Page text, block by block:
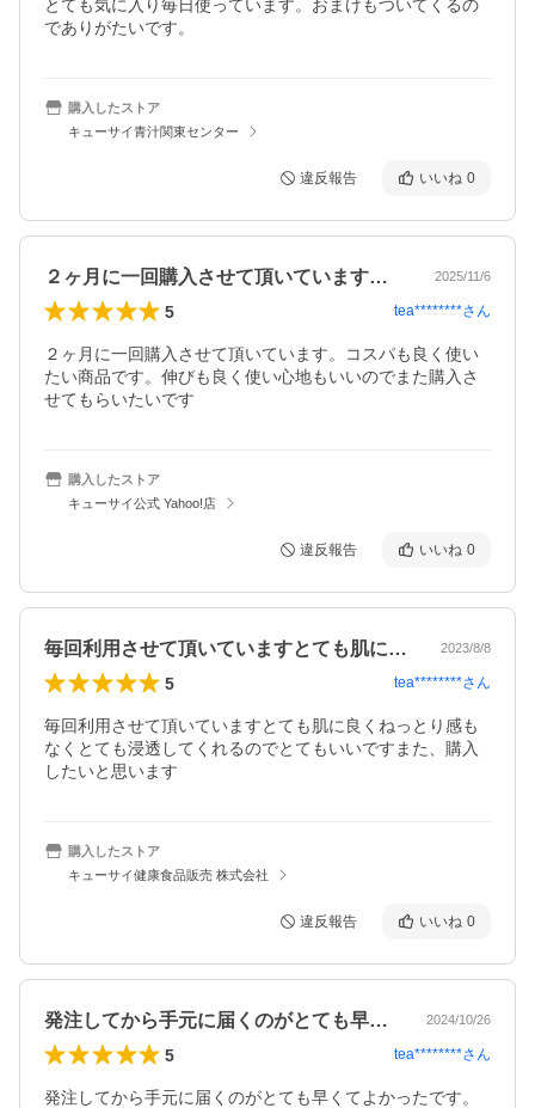
とても気に入り毎日使っています。おまけもついてくるの
でありがたいです。
購入したストア
キューサイ青汁関東センター
違反報告 いいね 0
２ヶ月に一回購入させて頂いています。コ… 2025/11/6
5 tea********さん
２ヶ月に一回購入させて頂いています。コスパも良く使い
たい商品です。伸びも良く使い心地もいいのでまた購入さ
せてもらいたいです
購入したストア
キューサイ公式 Yahoo!店
違反報告 いいね 0
毎回利用させて頂いていますとても肌に良… 2023/8/8
5 tea********さん
毎回利用させて頂いていますとても肌に良くねっとり感も
なくとても浸透してくれるのでとてもいいですまた、購入
したいと思います
購入したストア
キューサイ健康食品販売 株式会社
違反報告 いいね 0
発注してから手元に届くのがとても早くて… 2024/10/26
5 tea********さん
発注してから手元に届くのがとても早くてよかったです。